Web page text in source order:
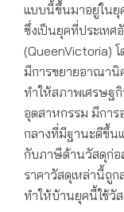
แบบนี้ขึ้นมาอยู่ในยุ
ซึ่งเป็นยุคที่ประเทศ
(QueenVictoria)
มีการขยายอาณานิ
ทำให้สภาพเศรษฐ
อุตสาหกรรม มีการ
กลางที่มีฐานะดีขึ้น
กับภาษีด้านวัสดุก่อ
ราคาวัสดุเหล่านี้ถู
ทำให้บ้านยุคนี้ใช้วั